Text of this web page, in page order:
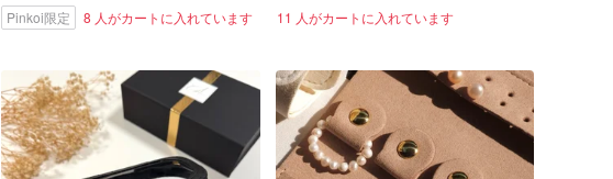
Pinkoi限定 8 人がカートに入れています 11 人がカートに入れています